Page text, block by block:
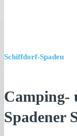
Schiffdorf-Spaden
Camping-
Spadener